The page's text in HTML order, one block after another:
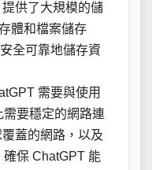
供了大規模的儲
體和檔案儲存
全可靠地儲存資
需要與使用
要穩定的網路連
蓋的網路，以及
保 ChatGPT 能